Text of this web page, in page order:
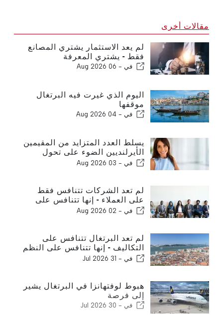
مقالات أخرى
لم يعد الاستثمار يشتري المصانع
فقط - يشتري المعرفة
في - 06 Aug 2026
اليوم الذي غيرت فيه البرتغال
موقفها
في - 04 Aug 2026
يسلط العدد المتزايد من المقيمين
الأيرلنديين الضوء على تحول
الغارف إلى منزل على مدار العام
في - 03 Aug 2026
لم تعد الشركات تتنافس فقط
على العملاء - إنها تتنافس على
المواهب
في - 02 Aug 2026
لم تعد البرتغال تتنافس على
التكاليف - إنها تتنافس على النظم
البيئيةفي - 31 Jul 2026
هبوط لوفتهانزا في البرتغال يشير
إلى فرصة
في - 30 Jul 2026